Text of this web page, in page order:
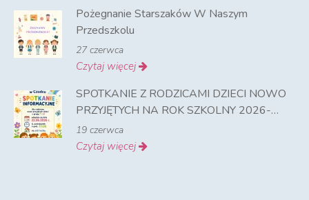
Pożegnanie Starszaków W Naszym
Przedszkolu
27 czerwca
Czytaj więcej
SPOTKANIE Z RODZICAMI DZIECI NOWO
PRZYJĘTYCH NA ROK SZKOLNY 2026-
2027
19 czerwca
Czytaj więcej